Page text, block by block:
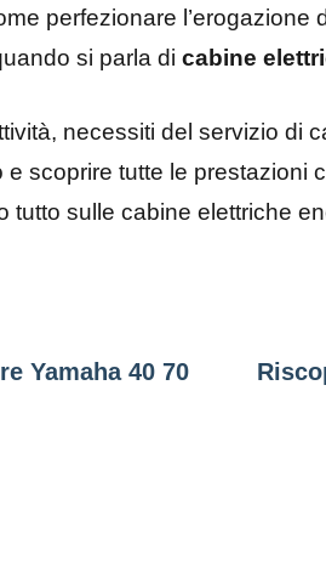
perfezionare l’erogazione
si parla di cabine
necessiti del servizio di
scoprire tutte le prestazioni
tutto sulle cabine elettriche
Yamaha 40 70